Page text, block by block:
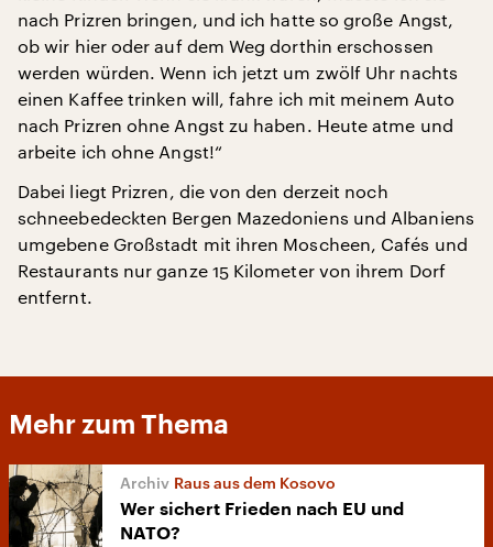
nach Prizren bringen, und ich hatte so große Angst,
ob wir hier oder auf dem Weg dorthin erschossen
werden würden. Wenn ich jetzt um zwölf Uhr nachts
einen Kaffee trinken will, fahre ich mit meinem Auto
nach Prizren ohne Angst zu haben. Heute atme und
arbeite ich ohne Angst!“
Dabei liegt Prizren, die von den derzeit noch
schneebedeckten Bergen Mazedoniens und Albaniens
umgebene Großstadt mit ihren Moscheen, Cafés und
Restaurants nur ganze 15 Kilometer von ihrem Dorf
entfernt.
Mehr zum Thema
Raus aus dem Kosovo
Wer sichert Frieden nach EU und
NATO?